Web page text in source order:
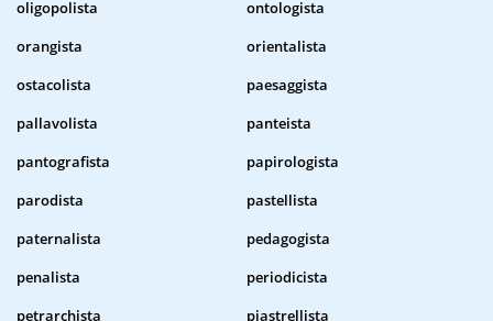
oligopolista
ontologista
orangista
orientalista
ostacolista
paesaggista
pallavolista
panteista
pantografista
papirologista
parodista
pastellista
paternalista
pedagogista
penalista
periodicista
petrarchista
piastrellista